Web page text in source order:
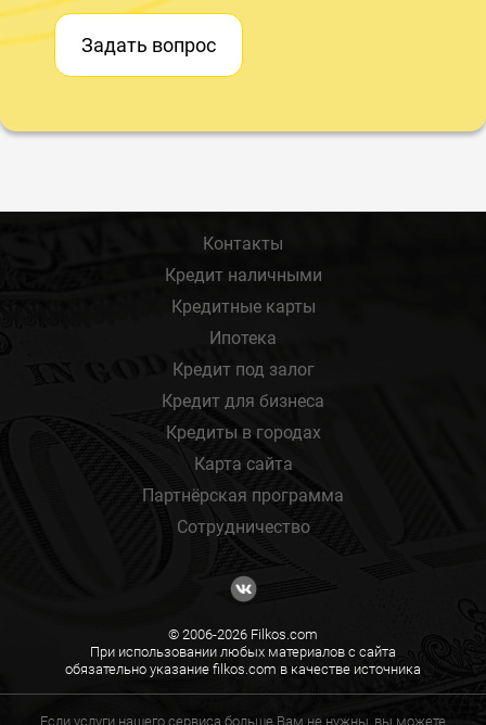
Задать вопрос
Контакты
Кредит наличными
Кредитные карты
Ипотека
Кредит под залог
Кредит для бизнеса
Кредиты в городах
Карта сайта
Партнёрская программа
Сотрудничество
© 2006-2026 Filkos.com
При использовании любых материалов с сайта
обязательно указание filkos.com в качестве источника
Если услуги нашего сервиса больше Вам не нужны, вы можете